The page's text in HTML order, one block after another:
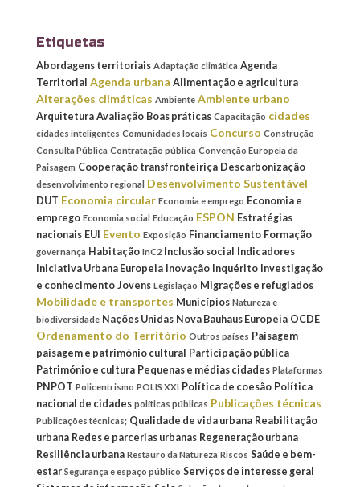
Etiquetas
Abordagens territoriais Adaptação climática Agenda
Territorial Agenda urbana Alimentação e agricultura
Alterações climáticas Ambiente Ambiente urbano
Arquitetura Avaliação Boas práticas Capacitação cidades
cidades inteligentes Comunidades locais Concurso Construção
Consulta Pública Contratação pública Convenção Europeia da
Paisagem Cooperação transfronteiriça Descarbonização
desenvolvimento regional Desenvolvimento Sustentável
DUT Economia circular Economia e emprego Economia e
emprego Economia social Educação ESPON Estratégias
nacionais EUI Evento Exposição Financiamento Formação
governança Habitação InC2 Inclusão social Indicadores
Iniciativa Urbana Europeia Inovação Inquérito Investigação
e conhecimento Jovens Legislação Migrações e refugiados
Mobilidade e transportes Municípios Natureza e
biodiversidade Nações Unidas Nova Bauhaus Europeia OCDE
Ordenamento do Território Outros países Paisagem
paisagem e património cultural Participação pública
Património e cultura Pequenas e médias cidades Plataformas
PNPOT Policentrismo POLIS XXI Política de coesão Política
nacional de cidades políticas públicas Publicações técnicas
Publicações técnicas; Qualidade de vida urbana Reabilitação
urbana Redes e parcerias urbanas Regeneração urbana
Resiliência urbana Restauro da Natureza Riscos Saúde e bem-
estar Segurança e espaço público Serviços de interesse geral